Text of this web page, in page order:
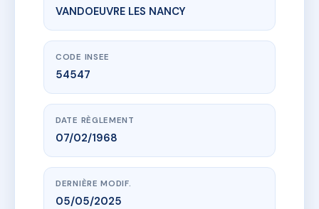
VANDOEUVRE LES NANCY
CODE INSEE
54547
DATE RÈGLEMENT
07/02/1968
DERNIÈRE MODIF.
05/05/2025